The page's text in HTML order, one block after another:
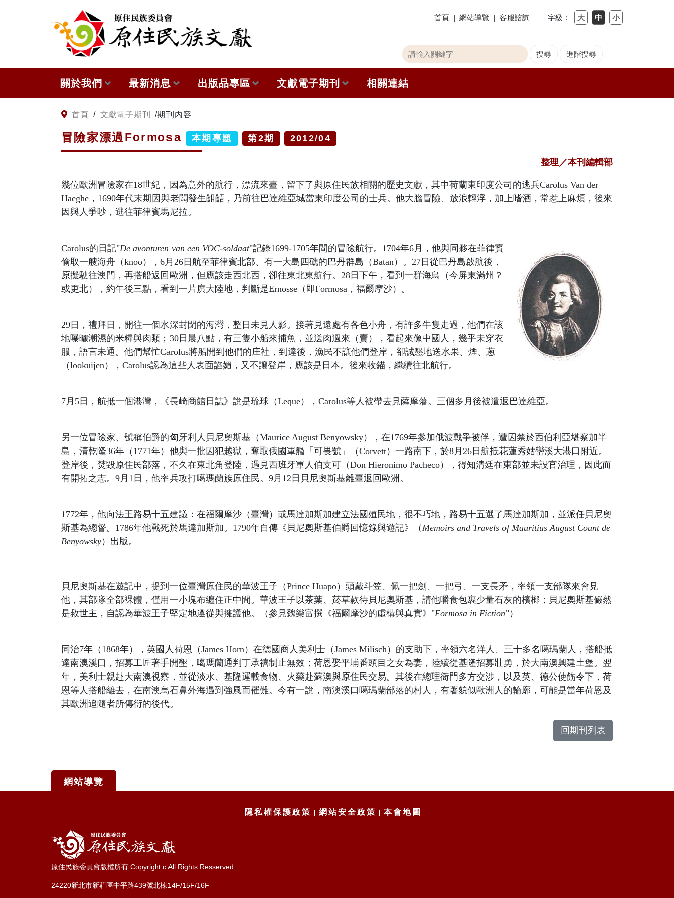
首頁
網站導覽 客服諮詢 字級：
關
鍵
搜
請
輸
關
關於我們
關於原住民族文獻會
原住民族文獻會設置要點
歷次會議記錄
最新消息
網站訊息
徵稿訊息
出版品專區
與國史館共同出版品介紹
文獻電子期刊
歷史期刊
徵稿說明
相關連結
首頁 / 文獻電子期刊 /期刊內容
冒險家漂過Formosa 本期專題 第2期 2012/04
整理／本刊編輯部
幾位歐洲冒險家在18世紀，因為意外的航行，漂流來臺，留下了與原住民族相關的歷史文獻，其中荷蘭東印度公司的逃兵Carolus Van der
Haeghe，1690年代末期因與老闆發生齟齬，乃前往巴達維亞城當東印度公司的士兵。他大膽冒險、放浪輕浮，加上嗜酒，常惹上麻煩，後來
因與人爭吵，逃往菲律賓馬尼拉。
Carolus的日記"De avonturen van een VOC-soldaat"記錄1699-1705年間的冒險航行。1704年6月，他與同夥在菲律賓
偷取一艘海舟（knoo），6月26日航至菲律賓北部、有一大島四礁的巴丹群島（Batan）。27日從巴丹島啟航後，
原擬駛往澳門，再搭船返回歐洲，但應該走西北西，卻往東北東航行。28日下午，看到一群海鳥（今屏東滿州？
或更北），約午後三點，看到一片廣大陸地，判斷是Ernosse（即Formosa，福爾摩沙）。
29日，禮拜日，開往一個水深封閉的海灣，整日未見人影。接著見遠處有各色小舟，有許多牛隻走過，他們在該
地曝曬潮濕的米糧與肉類；30日晨八點，有三隻小船來捕魚，並送肉過來（賣），看起來像中國人，幾乎未穿衣
服，語言未通。他們幫忙Carolus將船開到他們的庄社，到達後，漁民不讓他們登岸，卻誠懇地送水果、煙、蔥
（lookuijen），Carolus認為這些人表面諂媚，又不讓登岸，應該是日本。後來收錨，繼續往北航行。
7月5日，航抵一個港灣，《長崎商館日誌》說是琉球（Leque），Carolus等人被帶去見薩摩藩。三個多月後被遣返巴達維亞。
另一位冒險家、號稱伯爵的匈牙利人貝尼奧斯基（Maurice August Benyowsky），在1769年參加俄波戰爭被俘，遭囚禁於西伯利亞堪察加半
島，清乾隆36年（1771年）他與一批囚犯越獄，奪取俄國軍艦「可畏號」（Corvett）一路南下，於8月26日航抵花蓮秀姑巒溪大港口附近。
登岸後，焚毀原住民部落，不久在東北角登陸，遇見西班牙軍人伯支可（Don Hieronimo Pacheco），得知清廷在東部並未設官治理，因此而
有開拓之志。9月1日，他率兵攻打噶瑪蘭族原住民。9月12日貝尼奧斯基離臺返回歐洲。
1772年，他向法王路易十五建議：在福爾摩沙（臺灣）或馬達加斯加建立法國殖民地，很不巧地，路易十五選了馬達加斯加，並派任貝尼奧
斯基為總督。1786年他戰死於馬達加斯加。1790年自傳《貝尼奧斯基伯爵回憶錄與遊記》（Memoirs and Travels of Mauritius August Count de
Benyowsky）出版。
貝尼奧斯基在遊記中，提到一位臺灣原住民的華波王子（Prince Huapo）頭戴斗笠、佩一把劍、一把弓、一支長矛，率領一支部隊來會見
他，其部隊全部裸體，僅用一小塊布纏住正中間。華波王子以茶葉、菸草款待貝尼奧斯基，請他嚼食包裹少量石灰的檳榔；貝尼奧斯基儼然
是救世主，自認為華波王子堅定地遵從與擁護他。（參見魏樂富撰《福爾摩沙的虛構與真實》"Formosa in Fiction"）
同治7年（1868年），英國人荷恩（James Horn）在德國商人美利士（James Milisch）的支助下，率領六名洋人、三十多名噶瑪蘭人，搭船抵
達南澳溪口，招募工匠著手開墾，噶瑪蘭通判丁承禧制止無效；荷恩娶平埔番頭目之女為妻，陸續從基隆招募壯勇，於大南澳興建土堡。翌
年，美利士親赴大南澳視察，並從淡水、基隆運載食物、火藥赴蘇澳與原住民交易。其後在總理衙門多方交涉，以及英、德公使飭令下，荷
恩等人搭船離去，在南澳烏石鼻外海遇到強風而罹難。今有一說，南澳溪口噶瑪蘭部落的村人，有著貌似歐洲人的輪廓，可能是當年荷恩及
其歐洲追隨者所傳衍的後代。
回期刊列表
網站導覽
隱私權保護政策 網站安全政策 本會地圖
原住民族委員會版權所有 Copyright c All Rights Resserved
24220新北市新莊區中平路439號北棟14F/15F/16F